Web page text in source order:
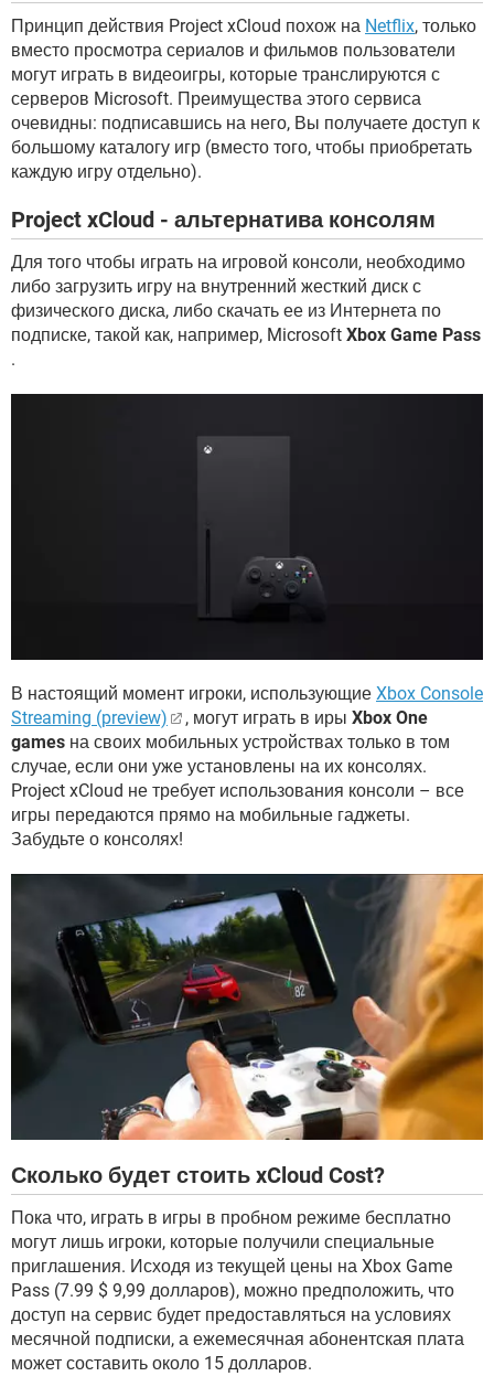
Принцип действия Project xCloud похож на Netflix, только
вместо просмотра сериалов и фильмов пользователи
могут играть в видеоигры, которые транслируются с
серверов Microsoft. Преимущества этого сервиса
очевидны: подписавшись на него, Вы получаете доступ к
большому каталогу игр (вместо того, чтобы приобретать
каждую игру отдельно).
Project xCloud - альтернатива консолям
Для того чтобы играть на игровой консоли, необходимо
либо загрузить игру на внутренний жесткий диск с
физического диска, либо скачать ее из Интернета по
подписке, такой как, например, Microsoft Xbox Game Pass
.
В настоящий момент игроки, использующие Xbox Console
Streaming (preview)
, могут играть в иры Xbox One
games на своих мобильных устройствах только в том
случае, если они уже установлены на их консолях.
Project xCloud не требует использования консоли – все
игры передаются прямо на мобильные гаджеты.
Забудьте о консолях!
Сколько будет стоить xCloud Cost?
Пока что, играть в игры в пробном режиме бесплатно
могут лишь игроки, которые получили специальные
приглашения. Исходя из текущей цены на Xbox Game
Pass (7.99 $ 9,99 долларов), можно предположить, что
доступ на сервис будет предоставляться на условиях
месячной подписки, а ежемесячная абонентская плата
может составить около 15 долларов.